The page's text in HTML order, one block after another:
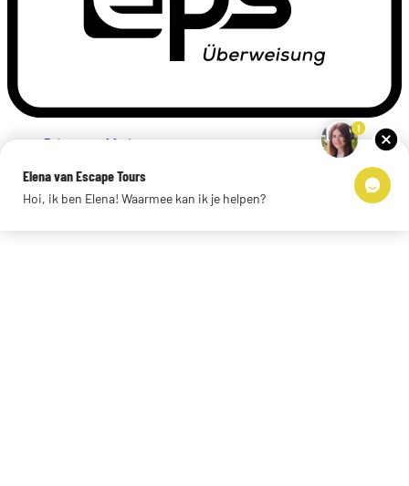
Privacyverklaring
Links
© 2026 Escape Tours
1
Elena van Escape Tours
Hoi, ik ben Elena! Waarmee kan ik je helpen?